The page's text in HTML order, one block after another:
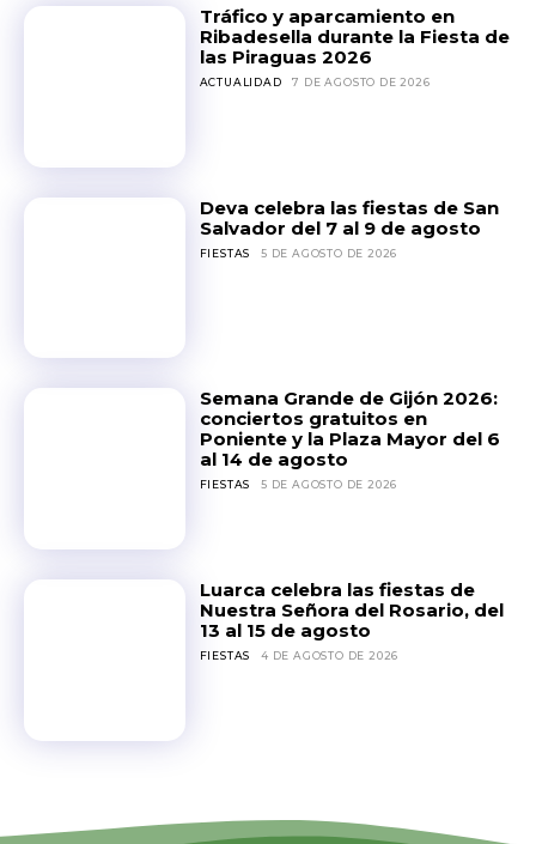
Tráfico y aparcamiento en
Ribadesella durante la Fiesta de
las Piraguas 2026
ACTUALIDAD 7 DE AGOSTO DE 2026
Deva celebra las fiestas de San
Salvador del 7 al 9 de agosto
FIESTAS 5 DE AGOSTO DE 2026
Semana Grande de Gijón 2026:
conciertos gratuitos en
Poniente y la Plaza Mayor del 6
al 14 de agosto
FIESTAS 5 DE AGOSTO DE 2026
Luarca celebra las fiestas de
Nuestra Señora del Rosario, del
13 al 15 de agosto
FIESTAS 4 DE AGOSTO DE 2026